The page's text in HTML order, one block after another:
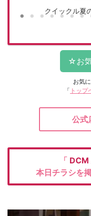
クイックル夏
お気
「 トップ
公式
「 DCM
本日チラシを